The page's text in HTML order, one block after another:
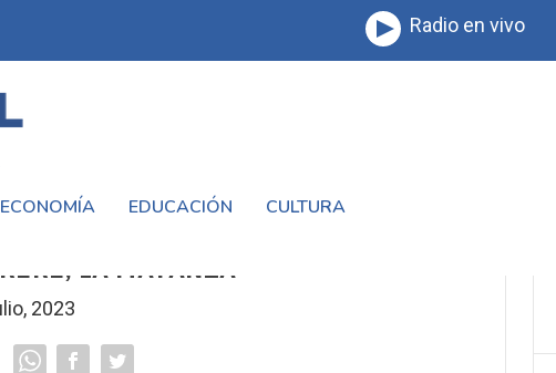
Radio en vivo
ECONOMÍA EDUCACIÓN CULTURA
LA MATANZA
2023